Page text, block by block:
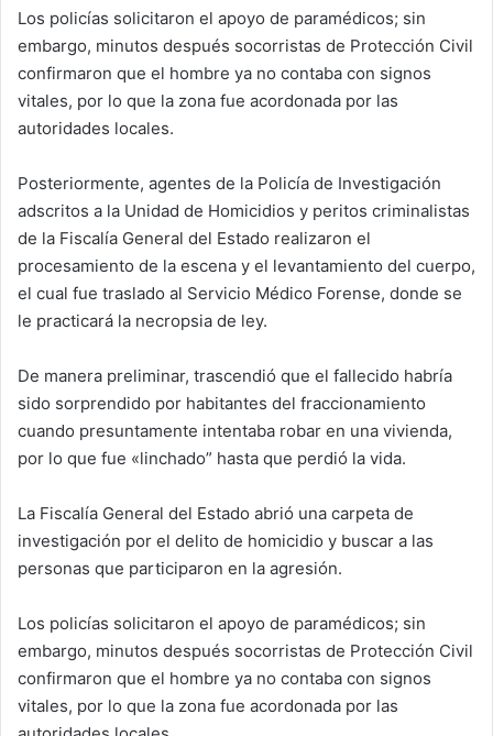
Los policías solicitaron el apoyo de paramédicos; sin
embargo, minutos después socorristas de Protección Civil
confirmaron que el hombre ya no contaba con signos
vitales, por lo que la zona fue acordonada por las
autoridades locales.
Posteriormente, agentes de la Policía de Investigación
adscritos a la Unidad de Homicidios y peritos criminalistas
de la Fiscalía General del Estado realizaron el
procesamiento de la escena y el levantamiento del cuerpo,
el cual fue traslado al Servicio Médico Forense, donde se
le practicará la necropsia de ley.
De manera preliminar, trascendió que el fallecido habría
sido sorprendido por habitantes del fraccionamiento
cuando presuntamente intentaba robar en una vivienda,
por lo que fue «linchado” hasta que perdió la vida.
La Fiscalía General del Estado abrió una carpeta de
investigación por el delito de homicidio y buscar a las
personas que participaron en la agresión.
Los policías solicitaron el apoyo de paramédicos; sin
embargo, minutos después socorristas de Protección Civil
confirmaron que el hombre ya no contaba con signos
vitales, por lo que la zona fue acordonada por las